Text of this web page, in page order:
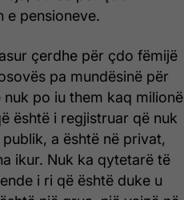
e pensioneve.
çerdhe për çdo fëmijë
pa mundësinë për
po iu them kaq milionë
është i regjistruar që nuk
a është në privat,
ikur. Nuk ka qytetarë të
i ri që është duke u